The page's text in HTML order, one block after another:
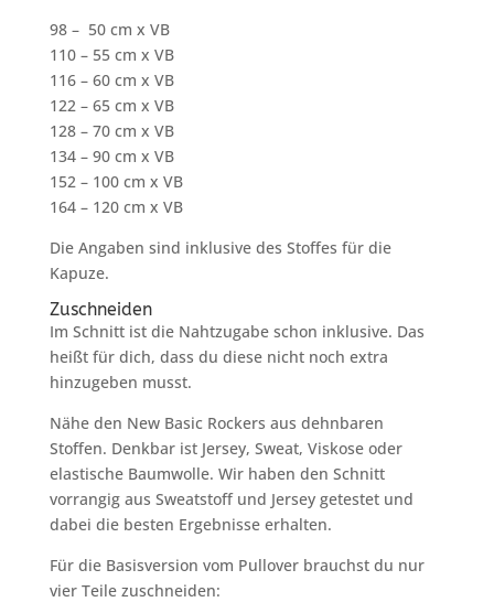
98 – 50 cm x VB
110 – 55 cm x VB
116 – 60 cm x VB
122 – 65 cm x VB
128 – 70 cm x VB
134 – 90 cm x VB
152 – 100 cm x VB
164 – 120 cm x VB
Die Angaben sind inklusive des Stoffes für die
Kapuze.
Zuschneiden
Im Schnitt ist die Nahtzugabe schon inklusive. Das
heißt für dich, dass du diese nicht noch extra
hinzugeben musst.
Nähe den New Basic Rockers aus dehnbaren
Stoffen. Denkbar ist Jersey, Sweat, Viskose oder
elastische Baumwolle. Wir haben den Schnitt
vorrangig aus Sweatstoff und Jersey getestet und
dabei die besten Ergebnisse erhalten.
Für die Basisversion vom Pullover brauchst du nur
vier Teile zuschneiden: